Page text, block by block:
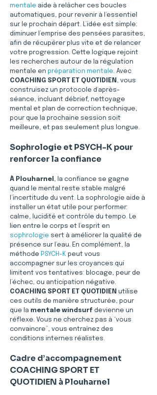
mentale aide à relâcher ces boucles
automatiques, pour revenir à l’essentiel
sur le prochain départ. L’idée est simple:
diminuer l’emprise des pensées parasites,
afin de récupérer plus vite et de relancer
votre progression. Cette logique rejoint
les recherches autour de la régulation
mentale en préparation mentale. Avec
COACHING SPORT ET QUOTIDIEN , vous
construisez un protocole d’après-
séance, incluant débrief, nettoyage
mental et plan de correction technique,
pour que la prochaine session soit
meilleure, et pas seulement plus longue.
Sophrologie et PSYCH-K pour
renforcer la confiance
À Plouharnel , la confiance se gagne
quand le mental reste stable malgré
l’incertitude du vent. La sophrologie aide à
installer un état utile pour performer:
calme, lucidité et contrôle du tempo. Le
lien entre le corps et l’esprit en
sophrologie sert à améliorer la qualité de
présence sur l’eau. En complément, la
méthode PSYCH-K peut vous
accompagner sur les croyances qui
limitent vos tentatives: blocage, peur de
l’échec, ou anticipation négative.
COACHING SPORT ET QUOTIDIEN utilise
ces outils de manière structurée, pour
que la mentale windsurf devienne un
réflexe. Vous ne cherchez pas à “vous
convaincre”, vous entraînez des
conditions internes réalistes.
Cadre d’accompagnement
COACHING SPORT ET
QUOTIDIEN à Plouharnel